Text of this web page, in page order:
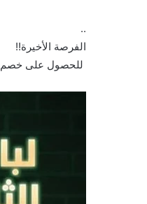
..
الفرصة الأخيرة!!‬
‫ للحصول على خصم 10% على ⁧‫خدمة عاملة منزلية مقيمة‬⁩ من ⁧‫#سماسكو‬⁩ ‬…